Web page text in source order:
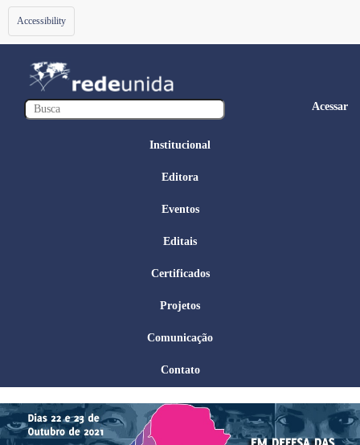
Toggle
navigation
Accessibility
Acessar
Institucional
Editora
Eventos
Editais
Certificados
Projetos
Comunicação
Contato